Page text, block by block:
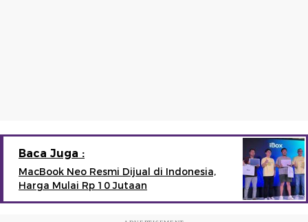
Baca Juga :
MacBook Neo Resmi Dijual di Indonesia,
Harga Mulai Rp 10 Jutaan